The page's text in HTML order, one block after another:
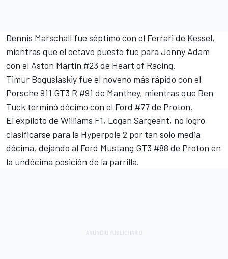
Dennis Marschall fue séptimo con el Ferrari de Kessel,
mientras que el octavo puesto fue para Jonny Adam
con el Aston Martin #23 de Heart of Racing.
Timur Boguslaskiy fue el noveno más rápido con el
Porsche 911 GT3 R #91 de Manthey, mientras que Ben
Tuck terminó décimo con el Ford #77 de Proton.
El expiloto de Williams F1, Logan Sargeant, no logró
clasificarse para la Hyperpole 2 por tan solo media
décima, dejando al Ford Mustang GT3 #88 de Proton en
la undécima posición de la parrilla.